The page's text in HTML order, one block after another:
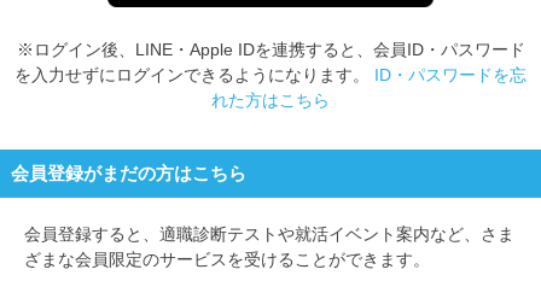
※ログイン後、LINE・Apple IDを連携すると、会員ID・パスワード
を入力せずにログインできるようになります。 ID・パスワードを忘
れた方はこちら
会員登録がまだの方はこちら
会員登録すると、 適職診断テストや就活イベント案内など、さま
ざまな会員限定のサービスを受けることができます。